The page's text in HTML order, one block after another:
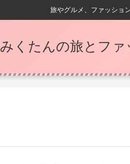
旅やグルメ、ファッショ
みくたんの旅とフ